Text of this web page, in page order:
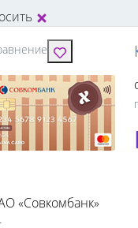
«Совкомбанк»